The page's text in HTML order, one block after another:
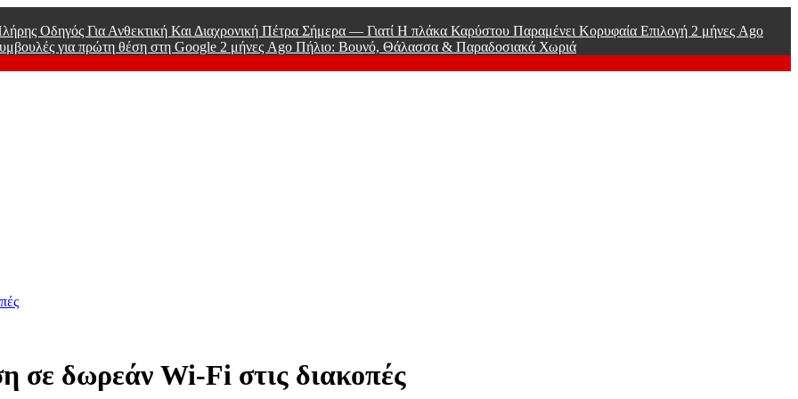
Οδηγός Για Ανθεκτική Και Διαχρονική Πέτρα Σήμερα — Γιατί Η πλάκα Καρύστου Παραμένει Κορυφαία Επιλογή 2 μήνες Ago
για πρώτη θέση στη Google 2 μήνες Ago Πήλιο: Βουνό, Θάλασσα & Παραδοσιακά Χωριά
σε δωρεάν Wi-Fi στις διακοπές